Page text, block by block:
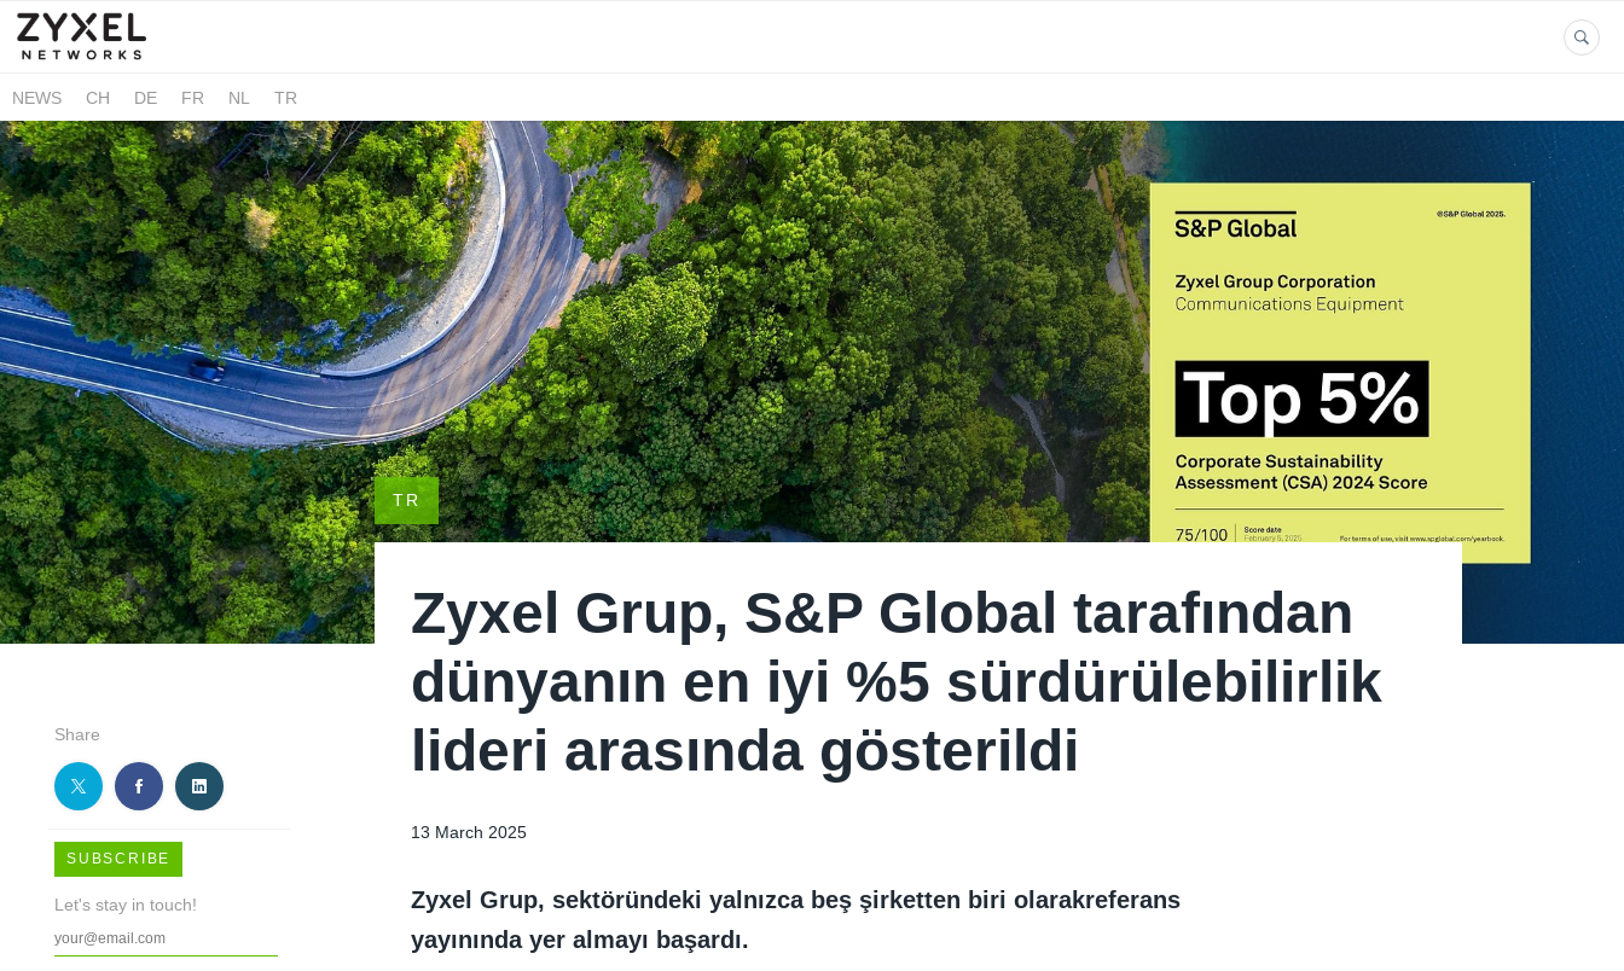
NEWS CH DE FR NL TR
Share
SUBSCRIBE
Let's stay in touch!
TR
Zyxel Grup, S&P Global tarafından
dünyanın en iyi %5 sürdürülebilirlik
lideri arasında gösterildi
13 March 2025
Zyxel Grup, sektöründeki yalnızca beş şirketten biri olarakreferans
yayınında yer almayı başardı.